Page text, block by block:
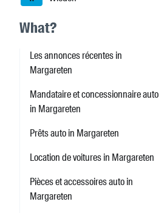
What?
Les annonces récentes in
Margareten
Mandataire et concessionnaire auto
in Margareten
Prêts auto in Margareten
Location de voitures in Margareten
Pièces et accessoires auto in
Margareten